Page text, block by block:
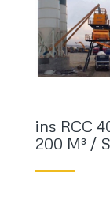
ins RCC
200 M³ /